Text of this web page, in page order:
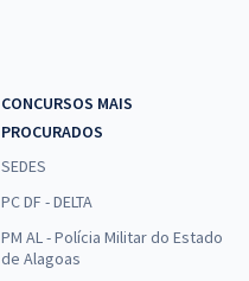
CONCURSOS MAIS
PROCURADOS
SEDES
PC DF - DELTA
PM AL - Polícia Militar do Estado
de Alagoas